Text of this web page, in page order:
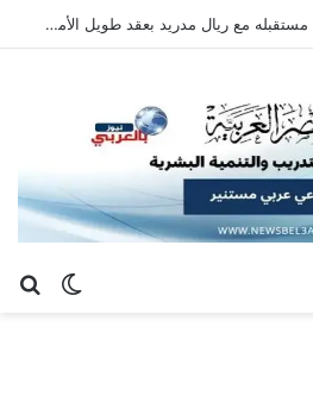
فينيسيوس جونيور يحسم مستقبله مع ريال مدريد بعقد طويل الأمد حتى 2032
الوضع